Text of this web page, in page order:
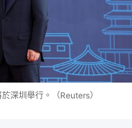
深圳舉行。（Reuters）